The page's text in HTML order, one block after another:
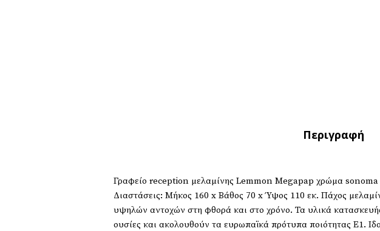
Περιγραφή
Γραφείο reception μελαμίνης Lemmon Megapap χρώμα
Διαστάσεις: Μήκος 160 x Βάθος 70 x Ύψος 110 εκ. Πάχος
υψηλών αντοχών στη φθορά και στο χρόνο. Τα υλικά κατασκευής
ουσίες και ακολουθούν τα ευρωπαϊκά πρότυπα ποιότητας Ε1.